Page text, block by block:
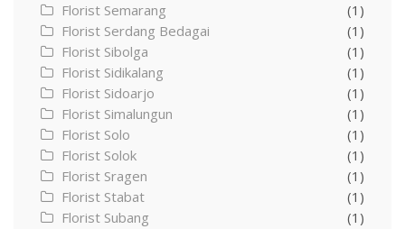
Florist Semarang
(1)
Florist Serdang Bedagai
(1)
Florist Sibolga
(1)
Florist Sidikalang
(1)
Florist Sidoarjo
(1)
Florist Simalungun
(1)
Florist Solo
(1)
Florist Solok
(1)
Florist Sragen
(1)
Florist Stabat
(1)
Florist Subang
(1)